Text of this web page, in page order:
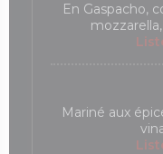
En Gaspacho,
Mariné aux